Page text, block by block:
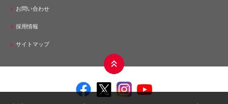
シナネンサイクル株式会社
シナネンモビリティPLUS株式会社
お問い合わせ
採用情報
サイトマップ